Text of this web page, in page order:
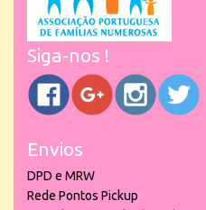
Siga-nos !
Envios
DPD e MRW
Rede Pontos Pickup